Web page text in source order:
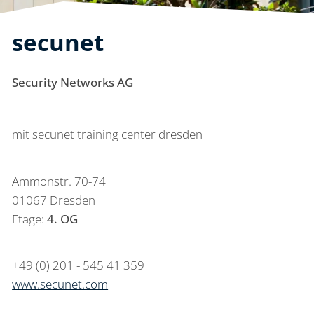
secunet
Security Networks AG
mit secunet training center dresden
Ammonstr. 70-74
01067 Dresden
Etage:4. OG
+49 (0) 201 - 545 41 359
www.secunet.com